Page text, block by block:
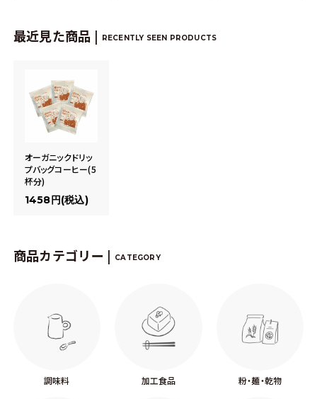
最近見た商品 | RECENTLY SEEN PRODUCTS
オーガニックドリッ
プバッグコーヒー(5
杯分)
1458円(税込)
商品カテゴリー | CATEGORY
調味料 加工食品 粉・麺・乾物